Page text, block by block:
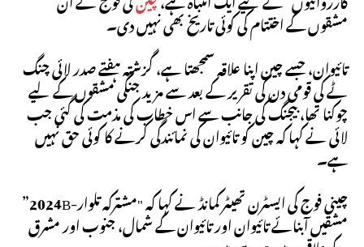
مشقوں کے اختتام کی کوئی تاریخ بھی نہیں دی۔
تائیوان، جسے چین اپنا علاقہ سمجھتا ہے، گزشتہ ہفتے صدر لائی چنگ
ٹے کی قومی دن کی تقریر کے بعد سے مزید جنگی مشقوں کے لیے
چوکنا تھا، بیجنگ کی جانب سے اس خطاب کی مذمت کی گئی جب
لائی نے کہا کہ چین کو تائیوان کی نمائندگی کرنے کا کوئی حق نہیں
ہے۔
چینی فوج کی ایسٹرن تھیٹر کمانڈ نے کہا کہ "مشترکہ تلوار-2024B”
مشقیں آبنائے تائیوان اور تائیوان کے شمال، جنوب اور مشرق